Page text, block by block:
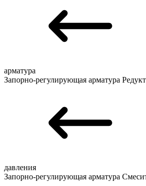
арматура
Запорно-регулирующая арматура
давления
Запорно-регулирующая арматура